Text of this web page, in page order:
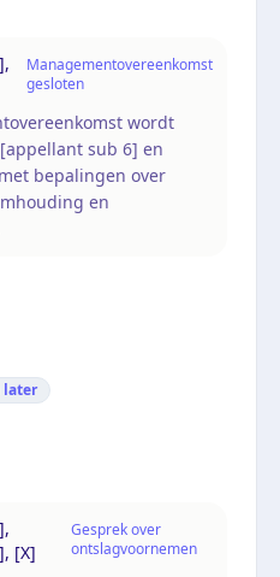
Managementovereenkomst
gesloten
wordt
sub 6] en
bepalingen over
en
later
[X]
Gesprek over
ontslagvoornemen